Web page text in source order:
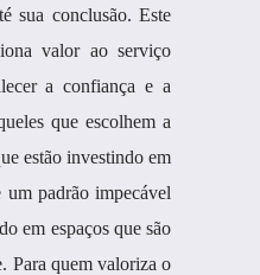
sua conclusão. Este
valor ao serviço
a confiança e a
que escolhem a
estão investindo em
padrão impecável
em espaços que são
Para quem valoriza o